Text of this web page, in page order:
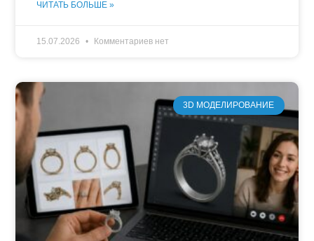
ЧИТАТЬ БОЛЬШЕ »
15.07.2026 Комментариев нет
3D МОДЕЛИРОВАНИЕ